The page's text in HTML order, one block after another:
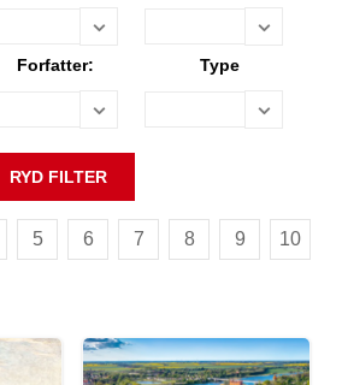
Forfatter: Type
5 6 7 8 9 10